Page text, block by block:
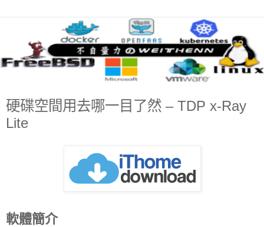
硬碟空間用去哪一目了然 – TDP x-Ray
Lite
軟體簡介